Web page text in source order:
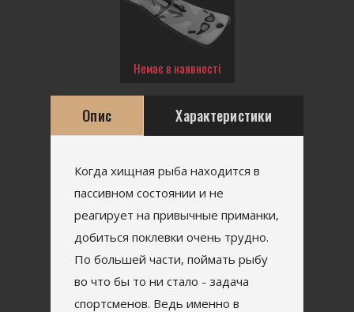
Немає в наявності
Опис Характеристики
Когда хищная рыба находится в
пассивном состоянии и не
реагирует на привычные приманки,
добиться поклевки очень трудно.
По большей части, поймать рыбу
во что бы то ни стало - задача
спортсменов. Ведь именно в